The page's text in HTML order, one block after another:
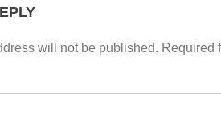
will not be published. Required